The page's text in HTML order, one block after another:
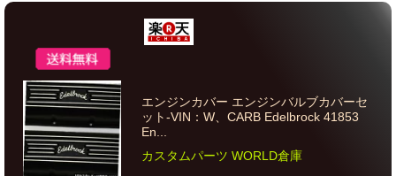
エンジンカバー エンジンバルブカバーセ
ット-VIN：W、CARB Edelbrock 41853
En...
カスタムパーツ WORLD倉庫